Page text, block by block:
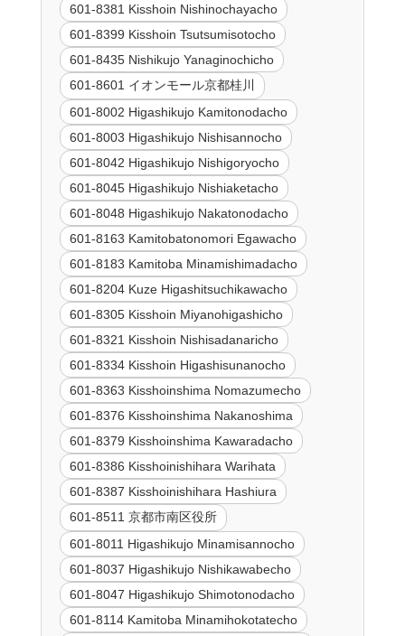
601-8381 Kisshoin Nishinochayacho
601-8399 Kisshoin Tsutsumisotocho
601-8435 Nishikujo Yanaginochicho
601-8601 イオンモール京都桂川
601-8002 Higashikujo Kamitonodacho
601-8003 Higashikujo Nishisannocho
601-8042 Higashikujo Nishigoryocho
601-8045 Higashikujo Nishiaketacho
601-8048 Higashikujo Nakatonodacho
601-8163 Kamitobatonomori Egawacho
601-8183 Kamitoba Minamishimadacho
601-8204 Kuze Higashitsuchikawacho
601-8305 Kisshoin Miyanohigashicho
601-8321 Kisshoin Nishisadanaricho
601-8334 Kisshoin Higashisunanocho
601-8363 Kisshoinshima Nomazumecho
601-8376 Kisshoinshima Nakanoshima
601-8379 Kisshoinshima Kawaradacho
601-8386 Kisshoinishihara Warihata
601-8387 Kisshoinishihara Hashiura
601-8511 京都市南区役所
601-8011 Higashikujo Minamisannocho
601-8037 Higashikujo Nishikawabecho
601-8047 Higashikujo Shimotonodacho
601-8114 Kamitoba Minamihokotatecho